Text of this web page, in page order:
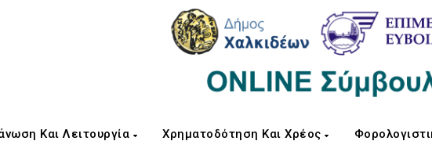
Και Λειτουργία Χρηματοδότηση Και Χρέος